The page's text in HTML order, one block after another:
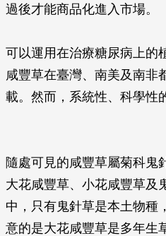
過後才能商品化進入市場。
可以運用在治療糖尿病上的
咸豐草在臺灣、南美及南非
載。然而，系統性、科學性
隨處可見的咸豐草屬菊科鬼
大花咸豐草、小花咸豐草及
中，只有鬼針草是本土物種
意的是大花咸豐草是多年生